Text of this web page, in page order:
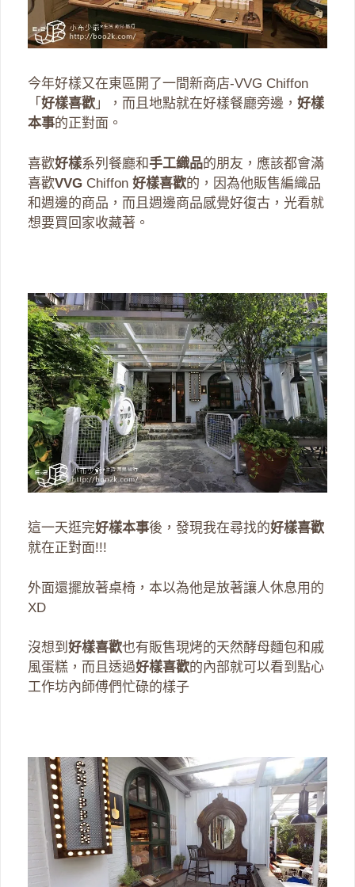
今年好樣又在東區開了一間新商店-VVG Chiffon
「 好樣喜歡 」，而且地點就在好樣餐廳旁邊， 好樣
本事的正對面。
喜歡好樣系列餐廳和手工織品的朋友，應該都會滿
喜歡VVG Chiffon 好樣喜歡的，因為他販售編織品
和週邊的商品，而且週邊商品感覺好復古，光看就
想要買回家收藏著。
這一天逛完好樣本事後，發現我在尋找的好樣喜歡
就在正對面!!!
外面還擺放著桌椅，本以為他是放著讓人休息用的
XD
沒想到 好樣喜歡也有販售現烤的天然酵母麵包和戚
風蛋糕，而且透過好樣喜歡的內部就可以看到點心
工作坊內師傅們忙碌的樣子